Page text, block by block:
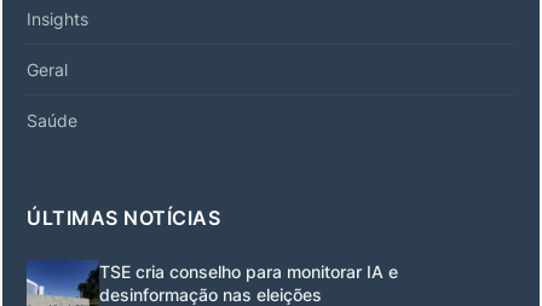
Insights
Geral
Saúde
ÚLTIMAS NOTÍCIAS
TSE cria conselho para monitorar IA e
desinformação nas eleições